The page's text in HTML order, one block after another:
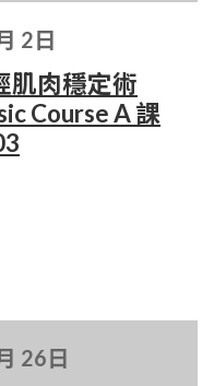
2日
肌肉穩定術
Course A 課
26日